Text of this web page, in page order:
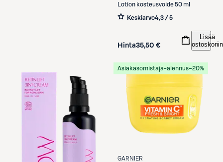
Lotion kosteusvoide 50 ml
Keskiarvo4,3 / 5
Hinta35,50 €
Lisää
ostoskoriin
Asiakasomistaja-alennus−20%
GARNIER